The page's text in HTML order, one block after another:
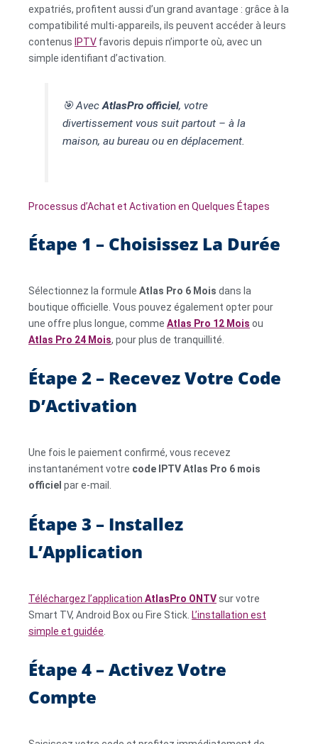
expatriés, profitent aussi d’un grand avantage : grâce à la
compatibilité multi-appareils, ils peuvent accéder à leurs
contenus IPTV favoris depuis n’importe où, avec un
simple identifiant d’activation.
🎯AvecAtlasPro officiel, votre
divertissement vous suit partout – à la
maison, au bureau ou en déplacement.
Processus d’Achat et Activation en Quelques Étapes
Étape 1 – Choisissez La Durée
Sélectionnez la formule Atlas Pro 6 Mois dans la
boutique officielle. Vous pouvez également opter pour
une offre plus longue, comme Atlas Pro 12 Mois ou
Atlas Pro 24 Mois, pour plus de tranquillité.
Étape 2 – Recevez Votre Code
D’Activation
Une fois le paiement confirmé, vous recevez
instantanément votre code IPTV Atlas Pro 6 mois
officiel par e-mail.
Étape 3 – Installez
L’Application
Téléchargez l’application AtlasPro ONTVsur votre
Smart TV, Android Box ou Fire Stick. L’installation est
simple et guidée
Étape 4 – Activez Votre
Compte